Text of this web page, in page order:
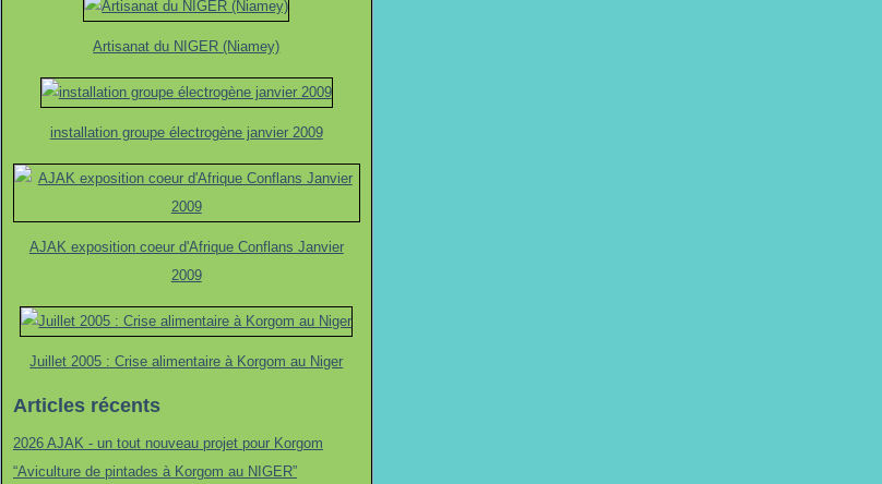
Artisanat du NIGER (Niamey)
installation groupe électrogène janvier 2009
AJAK exposition coeur d'Afrique Conflans Janvier
2009
Juillet 2005 : Crise alimentaire à Korgom au Niger
Articles récents
2026 AJAK - un tout nouveau projet pour Korgom
“Aviculture de pintades à Korgom au NIGER”